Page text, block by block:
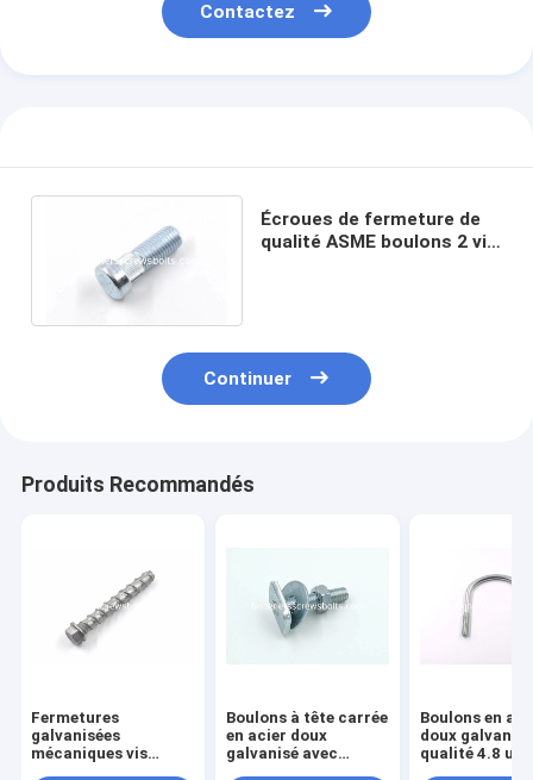
Contactez
Écroues de fermeture de
qualité ASME boulons 2 vis
Continuer
Produits Recommandés
Fermetures
galvanisées
mécaniques vis
Boulons à tête carrée
en acier doux
galvanisé avec
Boulons en
doux
qualité 4.8